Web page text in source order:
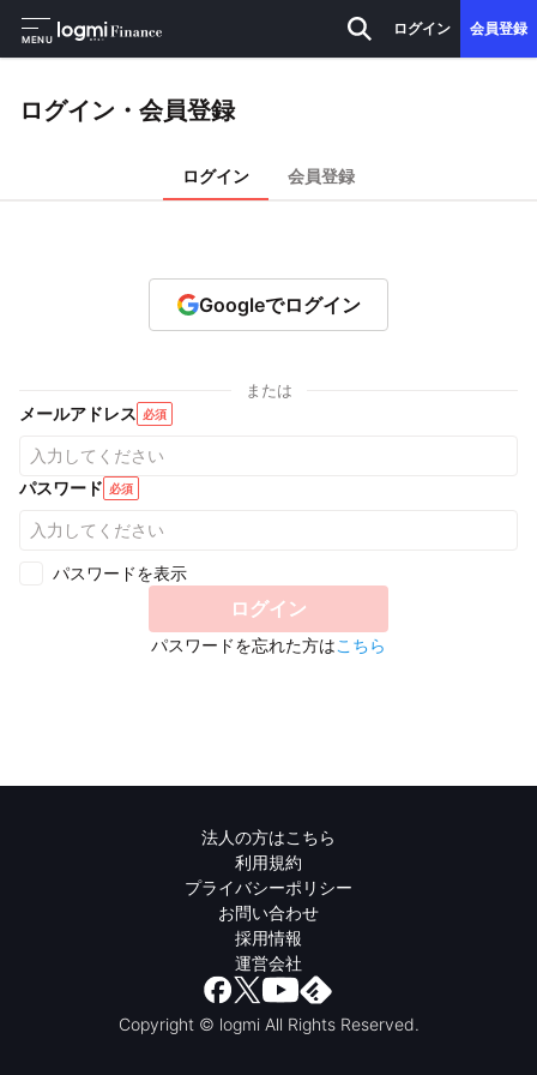
MENU
ログイン 会員登録
ログイン・会員登録
ログイン 会員登録
Googleでログイン
または
メールアドレス 必須
パスワード 必須
パスワードを表示
ログイン
パスワードを忘れた方はこちら
法人の方はこちら
利用規約
プライバシーポリシー
お問い合わせ
採用情報
運営会社
Copyright © logmi All Rights Reserved.